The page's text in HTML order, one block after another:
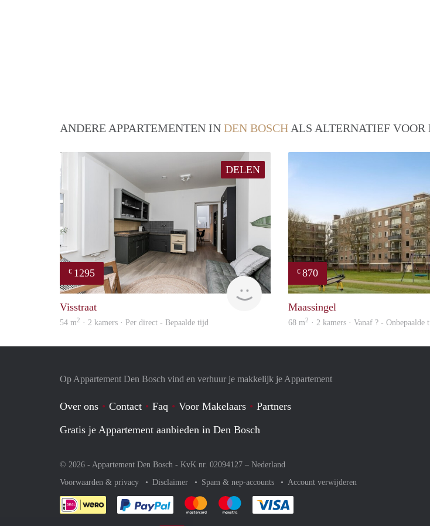
ANDERE APPARTEMENTEN IN DEN BOSCH ALS ALTERNATIEF VOOR
DELEN
€ 1295
Next
Visstraat
54 m2 · 2 kamers · Per direct - Bepaalde tijd
€ 870
Maassingel
68 m2 · 2 kamers · Vanaf ? - Onbepaalde
Op Appartement Den Bosch vind en verhuur je makkelijk je Appartement
Over ons Contact Faq Voor Makelaars
Partners
Gratis je Appartement aanbieden in Den Bosch
© 2026 - Appartement Den Bosch - KvK nr. 02094127 – Nederland
Voorwaarden & privacy
Disclaimer Spam & nep-accounts Account verwijderen
Je rekent gemakkelijk af met Paypal
Je rekent gemakkelijk af met Mastercard
Je rekent gemakkelijk af met Meastro